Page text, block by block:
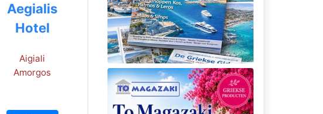
Aegialis
Hotel
Aigiali
Amorgos